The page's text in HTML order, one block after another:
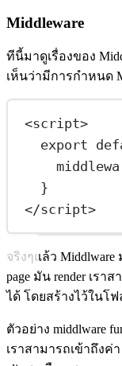
Middleware
ทีนี้มาดูเรื่องของ
เห็นว่ามีการกำหนด
<script>
export
}
</script>
จริงๆแล้ว
page มัน render เรา
ได้ โดยสร้างไว้ในโฟ
ตัวอย่าง middlware
เราสามารถเข้าถึงค่า